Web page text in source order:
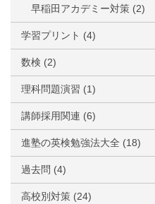
早稲田アカデミー対策 (2)
学習プリント (4)
数検 (2)
理科問題演習 (1)
講師採用関連 (6)
進塾の英検勉強法大全 (18)
過去問 (4)
高校別対策 (24)